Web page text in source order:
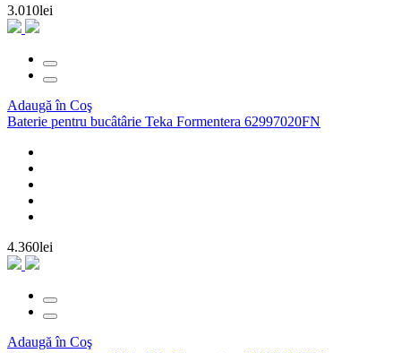
3.010lei
Adaugă în Coş
Baterie pentru bucâtârie Teka Formentera 62997020FN
4.360lei
Adaugă în Coş